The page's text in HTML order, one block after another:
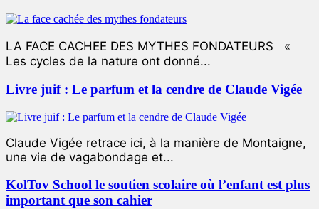
LA FACE CACHEE DES MYTHES FONDATEURS «
Les cycles de la nature ont donné...
Livre juif : Le parfum et la cendre de Claude Vigée
Claude Vigée retrace ici, à la manière de Montaigne,
une vie de vagabondage et...
KolTov School le soutien scolaire où l’enfant est plus
important que son cahier